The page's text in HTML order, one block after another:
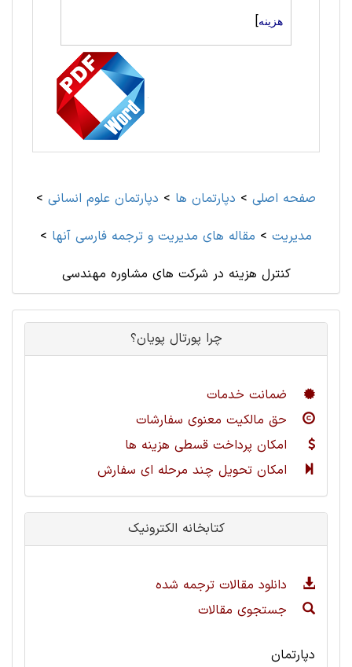
هزینه]
صفحه اصلی > دپارتمان ها > دپارتمان علوم انسانی >
مديريت > مقاله های مديريت و ترجمه فارسی آنها >
کنترل هزینه در شرکت های مشاوره مهندسی
چرا پورتال پویان؟
ضمانت خدمات
حق مالکیت معنوی سفارشات
امکان پرداخت قسطی هزینه ها
امکان تحویل چند مرحله ای سفارش
کتابخانه الکترونیک
دانلود مقالات ترجمه شده
جستجوی مقالات
دپارتمان